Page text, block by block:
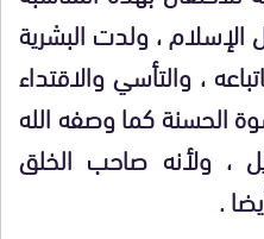
الإسلام ، ولدت البشرية
، والتأسي والاقتداء
الحسنة كما وصفه الله
، ولأنه صاحب الخلق
.